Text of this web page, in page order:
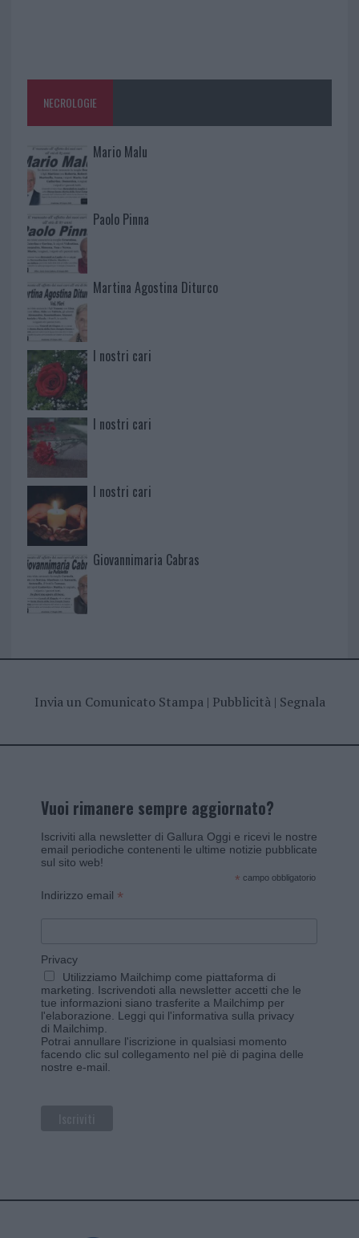
NECROLOGIE
Mario Malu
Paolo Pinna
Martina Agostina Diturco
I nostri cari
I nostri cari
I nostri cari
Giovannimaria Cabras
Invia un Comunicato Stampa| Pubblicità| Segnala
Vuoi rimanere sempre aggiornato?
Iscriviti alla newsletter di Gallura Oggi e ricevi le nostre
email periodiche contenenti le ultime notizie pubblicate
sul sito web!
* campo obbligatorio
Indirizzo email *
Privacy
Utilizziamo Mailchimp come piattaforma di
marketing. Iscrivendoti alla newsletter accetti che le
tue informazioni siano trasferite a Mailchimp per
l'elaborazione. Leggi qui l'informativa sulla privacy
di Mailchimp
Potrai annullare l'iscrizione in qualsiasi momento
facendo clic sul collegamento nel piè di pagina delle
nostre e-mail.